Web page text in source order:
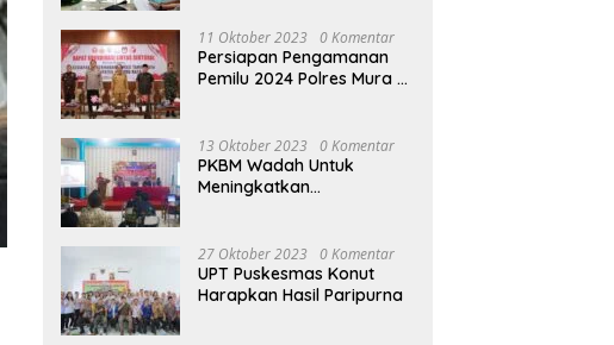
Perubahan 2023
11 Oktober 2023 0 Komentar
Persiapan Pengamanan
Pemilu 2024 Polres Mura
13 Oktober 2023 0 Komentar
PKBM Wadah Untuk
Meningkatkan
Dalam Bidang Ekonomi
27 Oktober 2023 0 Komentar
UPT Puskesmas Konut
Harapkan Hasil Paripurna